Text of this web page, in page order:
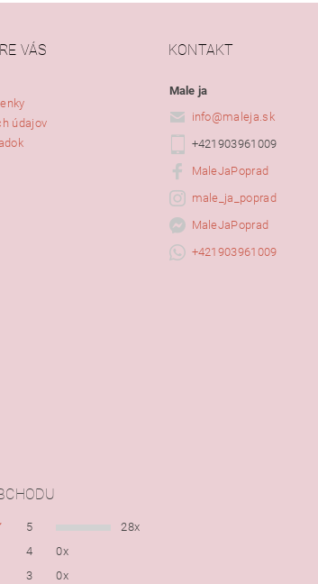
údajov
VÁS
údajov
KONTAKT
Male ja
info@maleja.sk
+421903961009
MaleJaPoprad
male_ja_poprad
MaleJaPoprad
+421903961009
5
28x
4
0x
3
0x